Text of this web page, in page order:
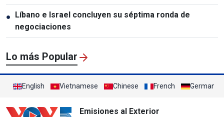
●
Líbano e Israel concluyen su séptima ronda de
negociaciones
Lo más Popular
English Vietnamese Chinese French German
Emisiones al Exterior